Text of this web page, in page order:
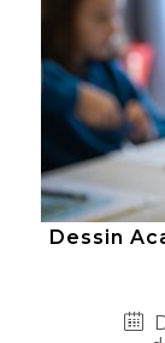
Dessin